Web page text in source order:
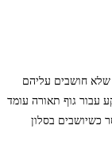
שלא חושבים עליהם
עבור גוף תאורה עומד
כשיושבים בסלון